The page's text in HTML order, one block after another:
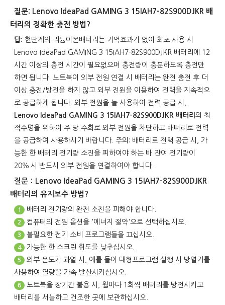
질문: Lenovo IdeaPad GAMING 3 15IAH7-82S900DJKR 배
터리의 정확한 충전 방법?
답: 현단계의 리튬이온배터리는 기억효과가 없어 최초 사용 시
Lenovo IdeaPad GAMING 3 15IAH7-82S900DJKR 배터리 에 12
시간 이상의 충전 시간이 필요없으며 충전량이 충분하도록 충전만
하면 됩니다. 노트북이 외부 전원 연결 시 배터리는 완전 충전 후 더
이상 충전/방전을 하지 않고 외부 전원을 이용하여 전력을 지속적으
로 공급하게 됩니다. 외부 전원을 늘 사용하여 전력 공급 시,
Lenovo IdeaPad GAMING 3 15IAH7-82S900DJKR 배터리 의 최
적수명을 위하여 주 당 수회로 외부 전원을 차단하고 배터리로 전력
을 공급하여 사용하시기 바랍니다. 주의: 배터리로 전력 공급 시, 가
능한 한 배터리 전기량 소진을 피하여야 하는 바 잔여 전기량이
20％ 시 반드시 외부 전원을 연결하여야 합니다.
질문：Lenovo IdeaPad GAMING 3 15IAH7-82S900DJKR
배터리의 유지보수 방법?
1 배터리 전기량의 완전 소진을 피해야 합니다.
2 컴퓨터의 전원 옵션을 '에너지 절약'으로 선택하십시오.
3 불필요한 전기 소비 프로그램들을 끄십시오.
4 가능한 한 스크린 휘도를 낮추십시오.
5
외부 온도가 과열 시, 예를 들어 대형프로그램 실행 시 방열기를
사용하여 열량을 가속 발산시키십시오.
6
노트북을 장기간 불용 시, 월마다 1회씩 배터리를 방전시키고
배터리를 서늘하고 건조한 곳에 보관하십시오.